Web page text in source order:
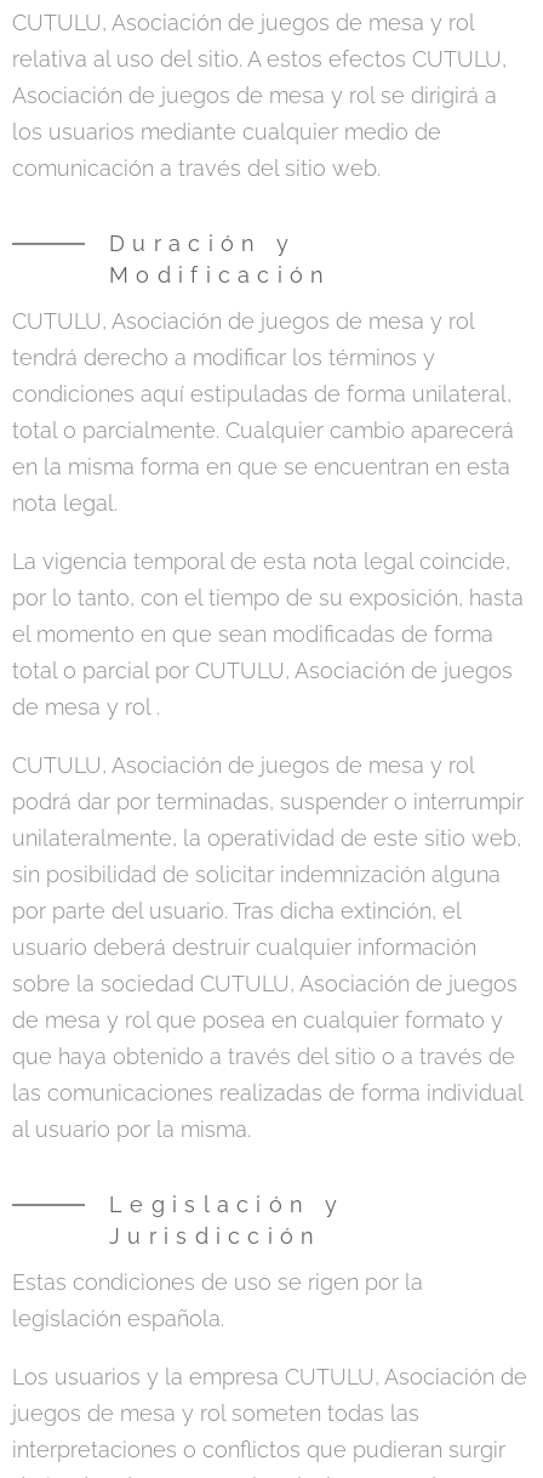
CUTULU, Asociación de juegos de mesa y rol
relativa al uso del sitio. A estos efectos CUTULU,
Asociación de juegos de mesa y rol se dirigirá a
los usuarios mediante cualquier medio de
comunicación a través del sitio web.
Duración y
Modificación
CUTULU, Asociación de juegos de mesa y rol
tendrá derecho a modificar los términos y
condiciones aquí estipuladas de forma unilateral,
total o parcialmente. Cualquier cambio aparecerá
en la misma forma en que se encuentran en esta
nota legal.
La vigencia temporal de esta nota legal coincide,
por lo tanto, con el tiempo de su exposición, hasta
el momento en que sean modificadas de forma
total o parcial por CUTULU, Asociación de juegos
de mesa y rol .
CUTULU, Asociación de juegos de mesa y rol
podrá dar por terminadas, suspender o interrumpir
unilateralmente, la operatividad de este sitio web,
sin posibilidad de solicitar indemnización alguna
por parte del usuario. Tras dicha extinción, el
usuario deberá destruir cualquier información
sobre la sociedad CUTULU, Asociación de juegos
de mesa y rol que posea en cualquier formato y
que haya obtenido a través del sitio o a través de
las comunicaciones realizadas de forma individual
al usuario por la misma.
Legislación y
Jurisdicción
Estas condiciones de uso se rigen por la
legislación española.
Los usuarios y la empresa CUTULU, Asociación de
juegos de mesa y rol someten todas las
interpretaciones o conflictos que pudieran surgir